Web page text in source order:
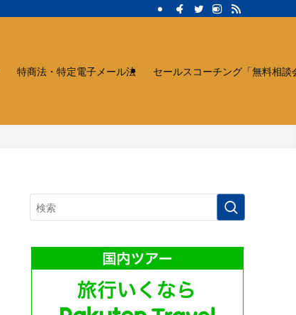
特商法・特定電子メール法 セールスコーチング「無料相談